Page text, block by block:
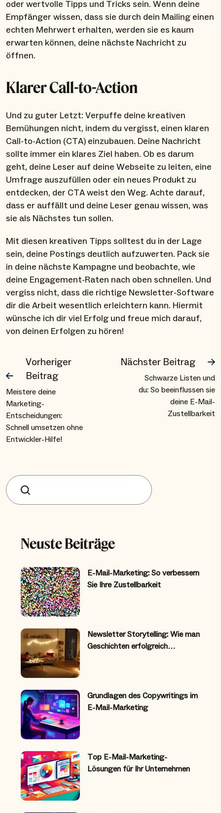
oder wertvolle Tipps und Tricks sein. Wenn deine
Empfänger wissen, dass sie durch dein Mailing einen
echten Mehrwert erhalten, werden sie es kaum
erwarten können, deine nächste Nachricht zu
öffnen.
Klarer Call-to-Action
Und zu guter Letzt: Verpuffe deine kreativen
Bemühungen nicht, indem du vergisst, einen klaren
Call-to-Action (CTA) einzubauen. Deine Nachricht
sollte immer ein klares Ziel haben. Ob es darum
geht, deine Leser auf deine Webseite zu leiten, eine
Umfrage auszufüllen oder ein neues Produkt zu
entdecken, der CTA weist den Weg. Achte darauf,
dass er auffällt und deine Leser genau wissen, was
sie als Nächstes tun sollen.
Mit diesen kreativen Tipps solltest du in der Lage
sein, deine Postings deutlich aufzuwerten. Pack sie
in deine nächste Kampagne und beobachte, wie
deine Engagement-Raten nach oben schnellen. Und
vergiss nicht, dass die richtige Newsletter-Software
dir die Arbeit wesentlich erleichtern kann. Hiermit
wünsche ich dir viel Erfolg und freue mich darauf,
von deinen Erfolgen zu hören!
Vorheriger
Beitrag
Meistere deine
Marketing-
Entscheidungen:
Schnell umsetzen ohne
Entwickler-Hilfe!
Nächster Beitrag
Schwarze Listen und
du: So beeinflussen sie
deine E-Mail-
Zustellbarkeit
Suchen
Neuste Beiträge
E-Mail-Marketing: So verbessern
Sie Ihre Zustellbarkeit
Newsletter Storytelling: Wie man
Geschichten erfolgreich…
Grundlagen des Copywritings im
E-Mail-Marketing
Top E-Mail-Marketing-
Lösungen für Ihr Unternehmen